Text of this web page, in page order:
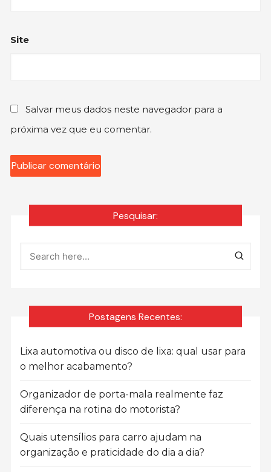
Site
Salvar meus dados neste navegador para a
próxima vez que eu comentar.
Pesquisar:
Postagens Recentes:
Lixa automotiva ou disco de lixa: qual usar para
o melhor acabamento?
Organizador de porta-mala realmente faz
diferença na rotina do motorista?
Quais utensílios para carro ajudam na
organização e praticidade do dia a dia?